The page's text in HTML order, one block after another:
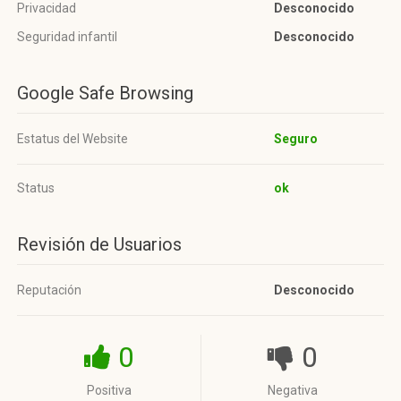
Privacidad
Desconocido
Seguridad infantil
Desconocido
Google Safe Browsing
Estatus del Website Seguro
Status ok
Revisión de Usuarios
Reputación Desconocido
0
Positiva
0
Negativa